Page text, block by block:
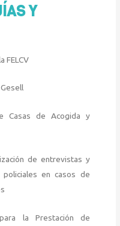
Y
FELCV
Casas de Acogida y
de entrevistas y
en casos de
la Prestación de